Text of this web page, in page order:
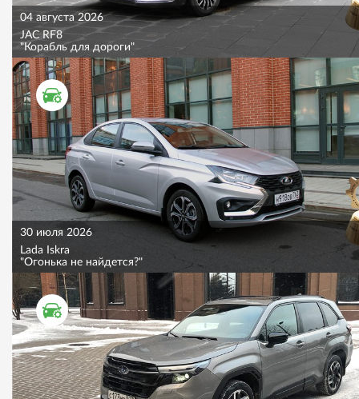
04 августа 2026
JAC RF8
"Корабль для дороги"
ТЕСТ ДРАЙВ
30 июля 2026
Lada Iskra
"Огонька не найдется?"
ТЕСТ ДРАЙВ